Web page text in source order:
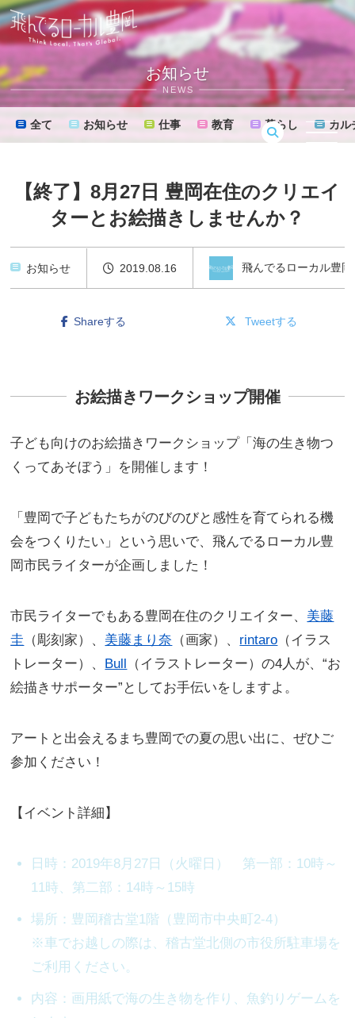
お知らせ
NEWS
全て お知らせ 仕事 教育 暮らし カル
【終了】8月27日 豊岡在住のクリエイ
ターとお絵描きしませんか？
お知らせ 2019.08.16 飛んでるローカル豊
Shareする Tweetする
お絵描きワークショップ開催
子ども向けのお絵描きワークショップ「海の生き物つ
くってあそぼう」を開催します！
「豊岡で子どもたちがのびのびと感性を育てられる機
会をつくりたい」という思いで、飛んでるローカル豊
岡市民ライターが企画しました！
市民ライターでもある豊岡在住のクリエイター、 美藤
圭 （彫刻家）、 美藤まり奈 （画家）、 rintaro （イラス
トレーター）、
Bull
（イラストレーター）の4人が、“お
絵描きサポーター”としてお手伝いをしますよ。
アートと出会えるまち豊岡での夏の思い出に、ぜひご
参加ください！
【イベント詳細】
日時：2019年8月27日（火曜日） 第一部：10時～
11時、第二部：14時～15時
場所：豊岡稽古堂1階（豊岡市中央町2-4）
※車でお越しの際は、稽古堂北側の市役所駐車場を
ご利用ください。
内容：画用紙で海の生き物を作り、魚釣りゲームを